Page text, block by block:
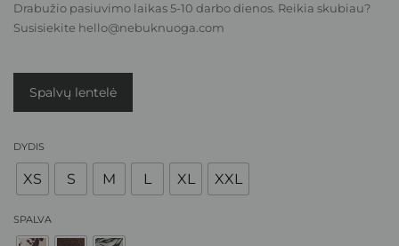
Drabužio pasiuvimo laikas 5-10 darbo dienos. Reikia skubiau?
Susisiekite hello@nebuknuoga.com
Spalvų lentelė
DYDIS
XS S M L XL XXL
SPALVA